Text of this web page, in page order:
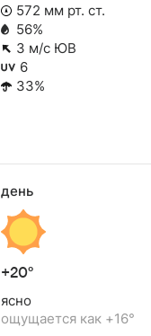
572 мм рт. ст.
56%
3 м/с ЮВ
6
33%
день
+20°
ясно
ощущается как +16°